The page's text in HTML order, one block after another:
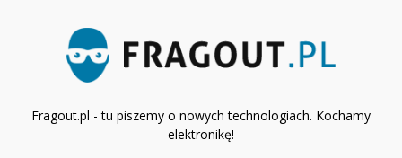
Fragout.pl - tu piszemy o nowych technologiach. Kochamy
elektronikę!